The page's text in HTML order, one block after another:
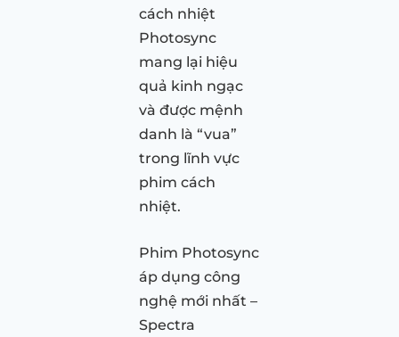
cách nhiệt
Photosync
mang lại hiệu
quả kinh ngạc
và được mệnh
danh là “vua”
trong lĩnh vực
phim cách
nhiệt.
Phim Photosync
áp dụng công
nghệ mới nhất –
Spectra